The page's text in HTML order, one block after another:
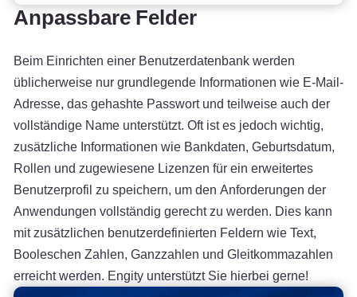
Anpassbare Felder
Beim Einrichten einer Benutzerdatenbank werden
üblicherweise nur grundlegende Informationen wie E-Mail-
Adresse, das gehashte Passwort und teilweise auch der
vollständige Name unterstützt. Oft ist es jedoch wichtig,
zusätzliche Informationen wie Bankdaten, Geburtsdatum,
Rollen und zugewiesene Lizenzen für ein erweitertes
Benutzerprofil zu speichern, um den Anforderungen der
Anwendungen vollständig gerecht zu werden. Dies kann
mit zusätzlichen benutzerdefinierten Feldern wie Text,
Booleschen Zahlen, Ganzzahlen und Gleitkommazahlen
erreicht werden. Engity unterstützt Sie hierbei gerne!